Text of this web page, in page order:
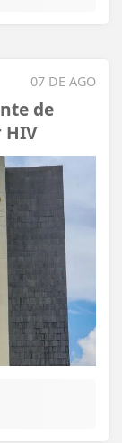
07 DE AGO
de